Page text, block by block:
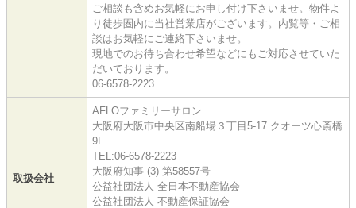
ご相談も含めお気軽にお申し付け下さいませ。物件よ
り徒歩圏内に当社営業店がございます。内覧等・ご相
談はお気軽にご連絡下さいませ。
現地でのお待ち合わせ希望などにもご対応させていた
だいております。
06-6578-2223
取扱会社
AFLOファミリーサロン
大阪府大阪市中央区南船場３丁目5-17 クオーツ心斎橋
9F
TEL:06-6578-2223
大阪府知事 (3) 第58557号
公益社団法人 全日本不動産協会
公益社団法人 不動産保証協会